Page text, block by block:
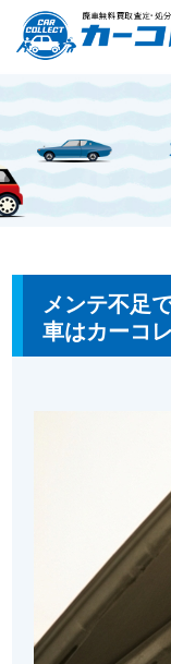
ホーム カーコレ
メンテ不足
車はカーコ